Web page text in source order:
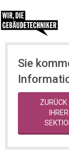
Sie
ZURÜCK
IHRER